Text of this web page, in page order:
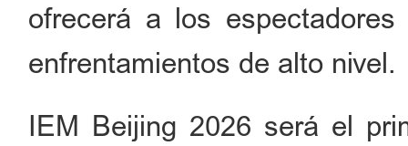
ofrecerá a los
enfrentamientos de alto nivel.
IEM Beijing 2026 será el